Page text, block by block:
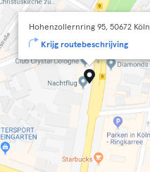
Hohenzollernring 95, 50672 Köln
Krijg routebeschrijving